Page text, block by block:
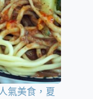
氣美食，夏